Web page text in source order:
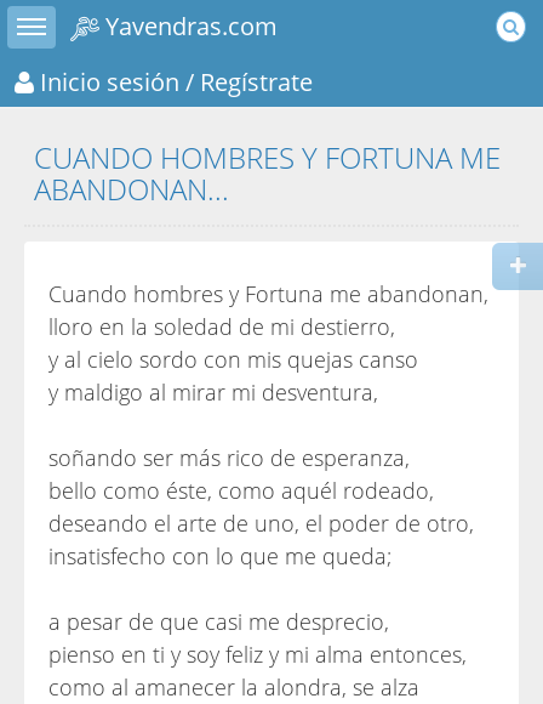
Toggle sidebar
Yavendras.com
Inicio sesión / Regístrate
CUANDO HOMBRES Y FORTUNA ME
ABANDONAN...
Cuando hombres y Fortuna me abandonan,
lloro en la soledad de mi destierro,
y al cielo sordo con mis quejas canso
y maldigo al mirar mi desventura,
soñando ser más rico de esperanza,
bello como éste, como aquél rodeado,
deseando el arte de uno, el poder de otro,
insatisfecho con lo que me queda;
a pesar de que casi me desprecio,
pienso en ti y soy feliz y mi alma entonces,
como al amanecer la alondra, se alza